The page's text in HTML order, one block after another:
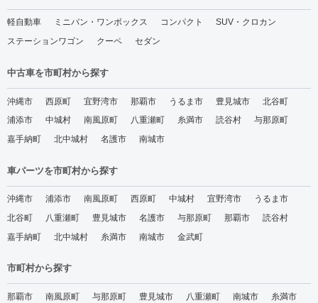
軽自動車 ミニバン・ワンボックス コンパクト
SUV・クロカン
ステーションワゴン
クーペ セダン
中古車を市町村から探す
沖縄市 西原町 宜野湾市 那覇市 うるま市 豊見城市
北谷町
浦添市
中城村 南風原町 八重瀬町 糸満市 読谷村
与那原町
嘉手納町
北中城村 名護市 南城市
車パーツを市町村から探す
沖縄市 浦添市 南風原町 西原町 中城村 宜野湾市
うるま市
北谷町
八重瀬町 豊見城市 名護市 与那原町 那覇市
読谷村
嘉手納町
北中城村 糸満市 南城市 金武町
市町村から探す
那覇市 南風原町 与那原町 豊見城市 八重瀬町 南城市
糸満市